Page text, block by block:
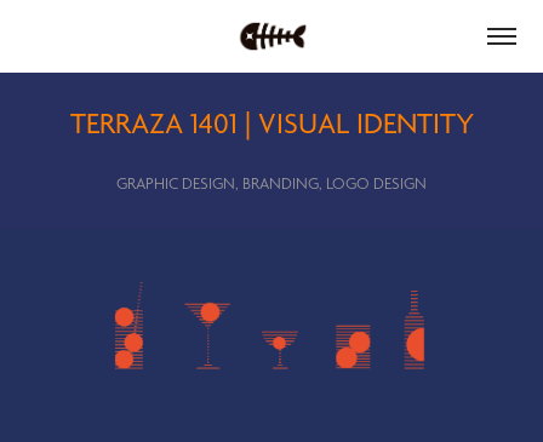
TERRAZA 1401 | VISUAL IDENTITY
GRAPHIC DESIGN, BRANDING, LOGO DESIGN